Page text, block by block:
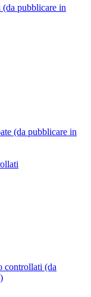
pubblicare in
(da pubblicare in
controllati (da